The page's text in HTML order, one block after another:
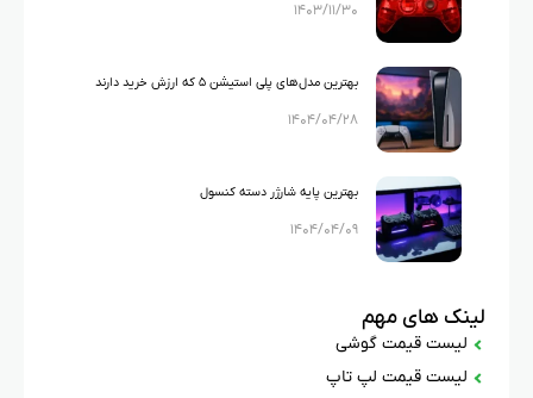
مبهوت ساخت!
۱۴۰۳/۱۱/۳۰
بهترین مدل‌های پلی استیشن ۵ که ارزش خرید دارند
۱۴۰۴/۰۴/۲۸
بهترین پایه شارژر دسته کنسول
۱۴۰۴/۰۴/۰۹
لینک های مهم
لیست قیمت گوشی
لیست قیمت لپ تاپ